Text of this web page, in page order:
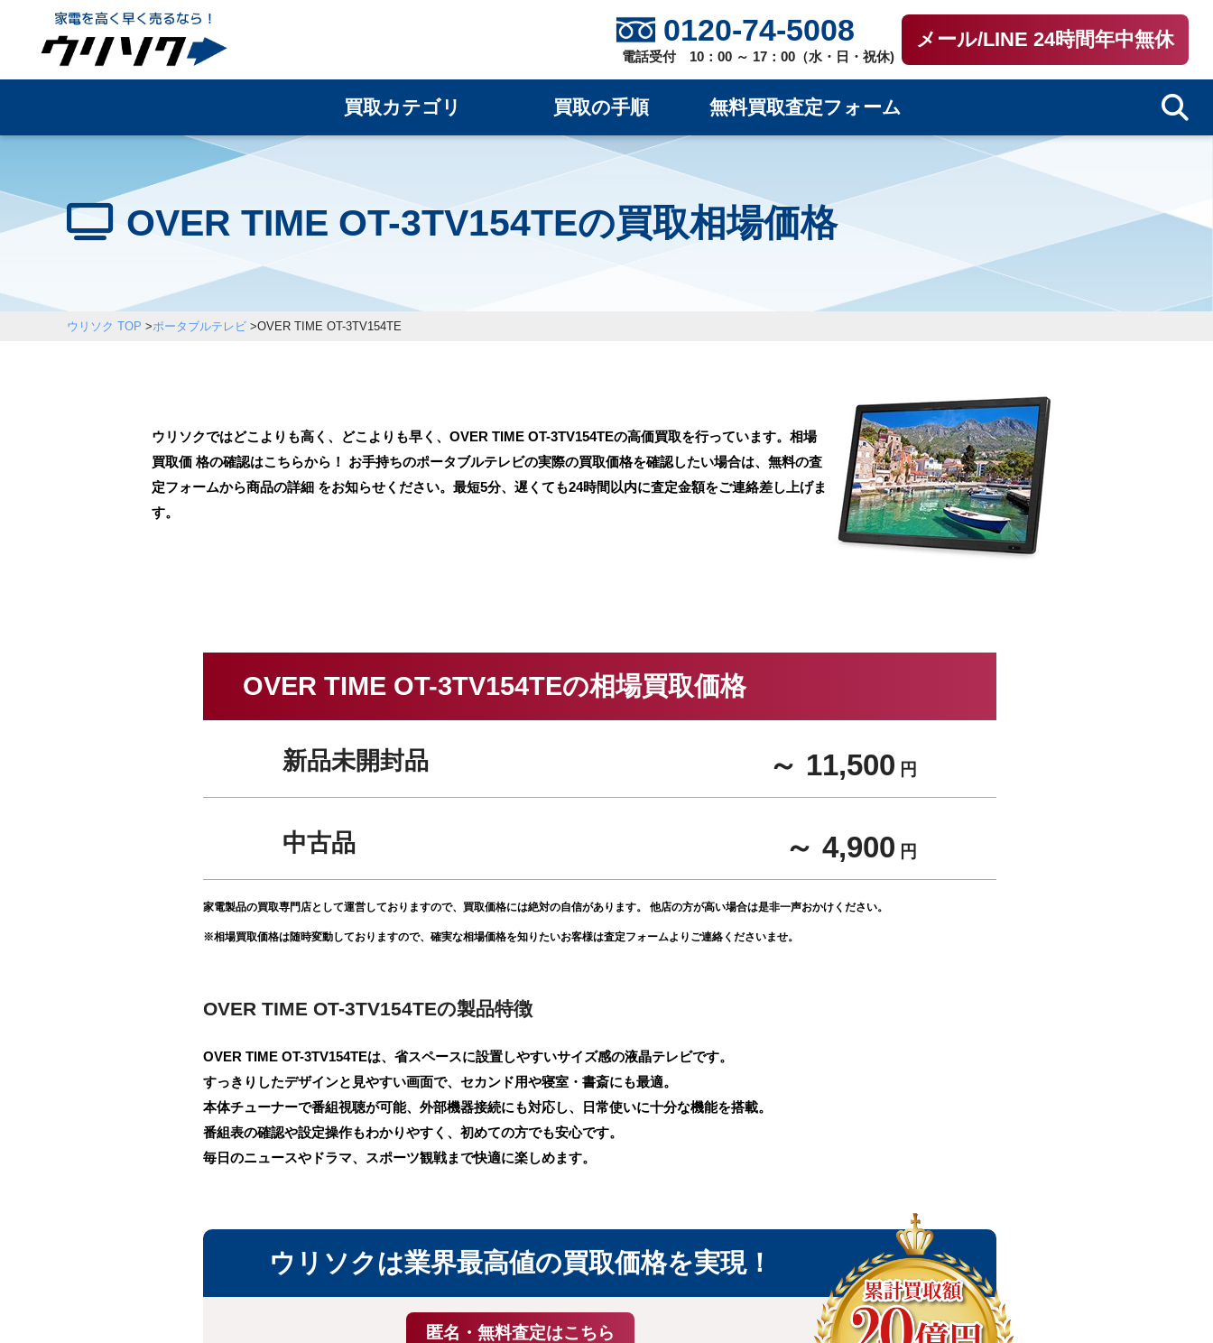
0120-74-5008
電話受付 10：00 ～ 17：00（水・日・祝休)
メール/LINE 24時間年中無休
買取カテゴリ 買取の手順 無料買取査定フォーム
OVER TIME OT-3TV154TEの買取相場価格
ウリソク TOP >ポータブルテレビ>OVER TIME OT-3TV154TE
ウリソクではどこよりも高く、どこよりも早く、OVER TIME OT-3TV154TEの高価買取を行っています。相場
買取価 格の確認はこちらから！ お手持ちのポータブルテレビの実際の買取価格を確認したい場合は、無料の査
定フォームから商品の詳細 をお知らせください。最短5分、遅くても24時間以内に査定金額をご連絡差し上げま
す。
OVER TIME OT-3TV154TEの相場買取価格
新品未開封品 ～ 11,500 円
中古品 ～ 4,900 円
家電製品の買取専門店として運営しておりますので、買取価格には絶対の自信があります。 他店の方が高い場合は是非一声おかけください。
※相場買取価格は随時変動しておりますので、確実な相場価格を知りたいお客様は査定フォームよりご連絡くださいませ。
OVER TIME OT-3TV154TEの製品特徴
OVER TIME OT-3TV154TEは、省スペースに設置しやすいサイズ感の液晶テレビです。
すっきりしたデザインと見やすい画面で、セカンド用や寝室・書斎にも最適。
本体チューナーで番組視聴が可能、外部機器接続にも対応し、日常使いに十分な機能を搭載。
番組表の確認や設定操作もわかりやすく、初めての方でも安心です。
毎日のニュースやドラマ、スポーツ観戦まで快適に楽しめます。
ウリソクは業界最高値の買取価格を実現！